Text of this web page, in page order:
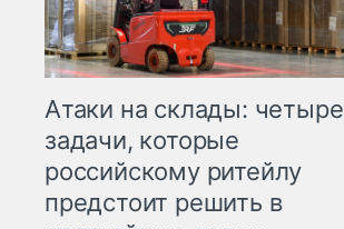
Атаки на склады: четыре
задачи, которые
российскому ритейлу
предстоит решить в